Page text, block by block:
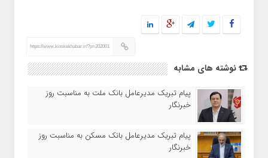
https://www.kioskekhabar.ir/?p=202001
نوشته های مشابه
پیام تبریک مدیرعامل بانک ملت به مناسبت روز
خبرنگار
پیام تبریک مدیرعامل بانک مسکن به مناسبت روز
خبرنگار